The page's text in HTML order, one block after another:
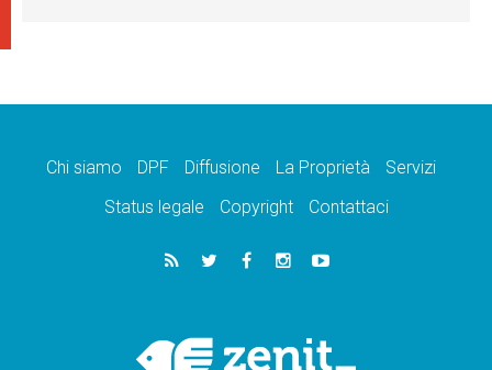
Chi siamo DPF Diffusione La Proprietà
Servizi
Status legale
Copyright Contattaci